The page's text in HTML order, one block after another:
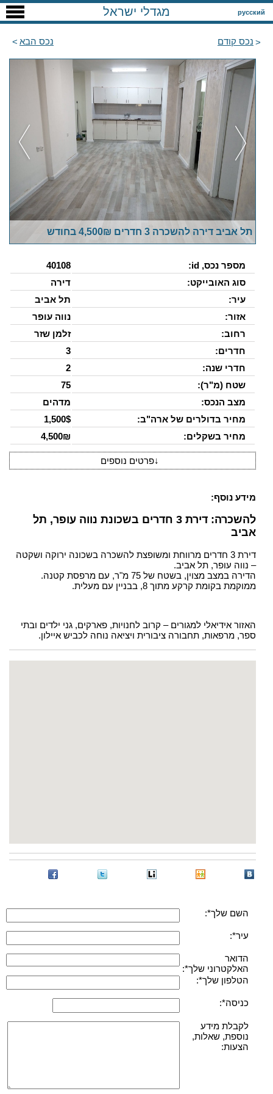
русский מגדלי ישראל
נכס קודם נכס הבא
תל אביב דירה להשכרה 3 חדרים 4,500₪ בחודש
מספר נכס, id:
40108
סוג האובייקט:
דירה
עיר:
תל אביב
אזור:
נווה עופר
רחוב:
זלמן שזר
חדרים:
3
חדרי שנה:
2
שטח (מ"ר):
75
מצב הנכס:
מדהים
מחיר בדולרים של ארה"ב:
1,500$
מחיר בשקלים:
4,500₪
↓פרטים נוספים
מידע נוסף:
להשכרה: דירת 3 חדרים בשכונת נווה עופר, תל
אביב
דירת 3 חדרים מרווחת ומשופצת להשכרה בשכונה ירוקה ושקטה
– נווה עופר, תל אביב.
הדירה במצב מצוין, בשטח של 75 מ"ר, עם מרפסת קטנה.
ממוקמת בקומת קרקע מתוך 8, בבניין עם מעלית.
האזור אידיאלי למגורים – קרוב לחנויות, פארקים, גני ילדים ובתי
ספר, מרפאות, תחבורה ציבורית ויציאה נוחה לכביש איילון.
השם שלך*:
עיר*:
הדואר
האלקטרוני שלך*:
הטלפון שלך*:
כניסה*:
לקבלת מידע
נוספת, שאלות,
הצעות: